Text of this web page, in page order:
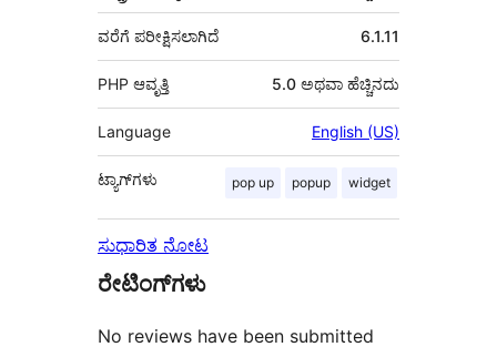
6.1.11
ವರೆಗೆ ಪರೀಕ್ಷಿಸಲಾಗಿದೆ
PHP ಆವೃತ್ತಿ 5.0 ಅಥವಾ ಹೆಚ್ಚಿನದು
Language English (US)
ಟ್ಯಾಗ್‌ಗಳು pop up popup widget
ಸುಧಾರಿತ ನೋಟ
ರೇಟಿಂಗ್‌ಗಳು
No reviews have been submitted